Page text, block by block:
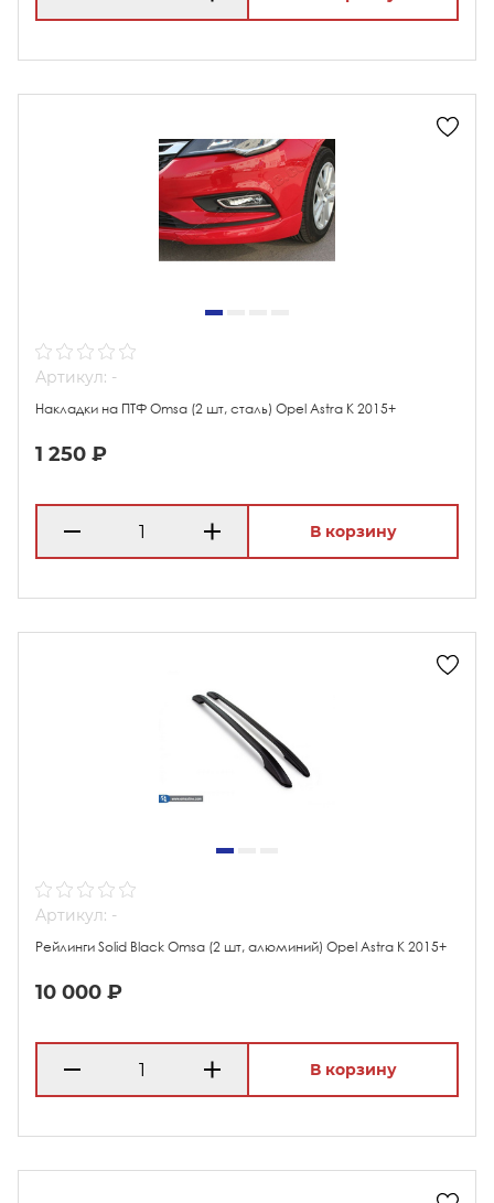
Артикул: -
Накладки на ПТФ Omsa (2 шт, сталь) Opel Astra K 2015+
1 250 ₽
В корзину
Артикул: -
Рейлинги Solid Black Omsa (2 шт, алюминий) Opel Astra K 2015+
10 000 ₽
В корзину